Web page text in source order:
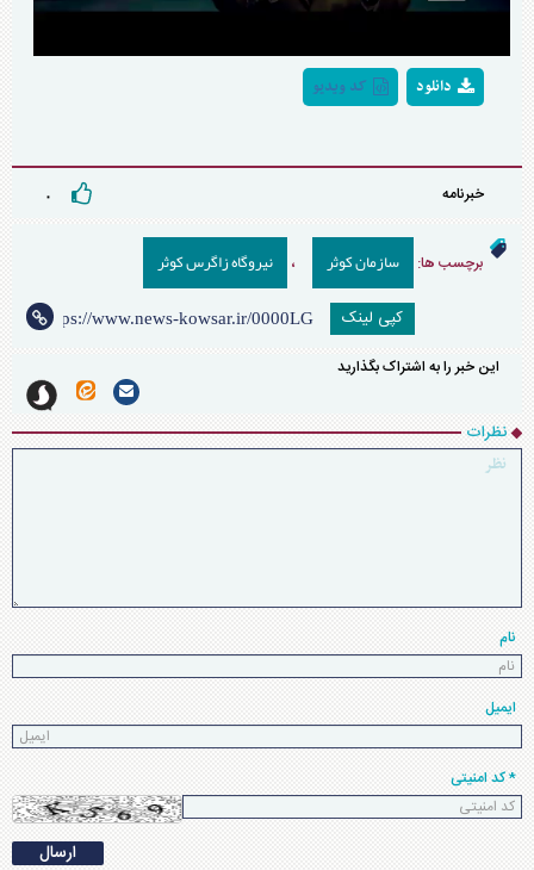
کد ویدیو دانلود
خبرنامه ۰
برچسب ها: سازمان کوثر ، نیروگاه زاگرس کوثر
کپی لینک
این خبر را به اشتراک بگذارید
نظرات
نام
ایمیل
* کد امنیتی